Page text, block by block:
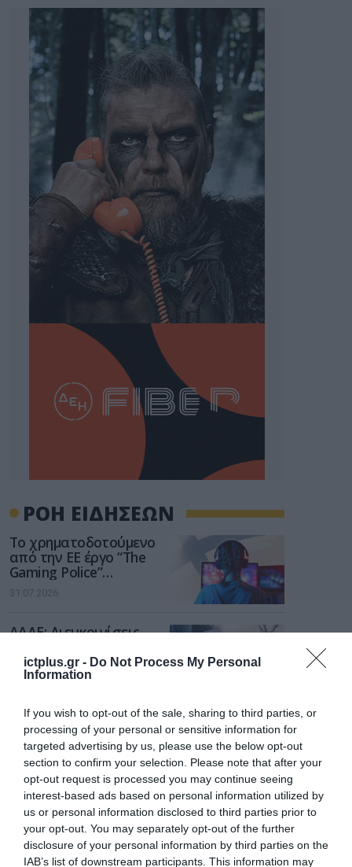
ictplus.gr - Do Not Process My Personal
Information
If you wish to opt-out of the sale, sharing to third parties, or
processing of your personal or sensitive information for
targeted advertising by us, please use the below opt-out
section to confirm your selection. Please note that after your
opt-out request is processed you may continue seeing
interest-based ads based on personal information utilized by
us or personal information disclosed to third parties prior to
your opt-out. You may separately opt-out of the further
disclosure of your personal information by third parties on the
IAB’s list of downstream participants. This information may
ΡΟΗ ΕΙΔΗΣΕΩΝ
Το χρηματοδοτούμενο
από την ΕΕ έργο “The
Gaming Police”
ενισχύει την ασφάλεια
των παιδιών στο
31.07.2026
ΑΑΔΕ: Διευκρινίσεις
παραβάσεις που
αφορούν τους ΦΗΜ
31.07.2026
Σ. Καλαφάτης: «Η
Τεχνητή Νοημοσύνη
δεν είναι απλώς μια
νέα τεχνολογία, είναι
μια νέα βιομηχανική
επανάσταση»
Νέος οδηγός του ΕΚΤ
για τη χρηματοδότηση
των ελληνικών
επιχειρήσεων στον
31.07.2026